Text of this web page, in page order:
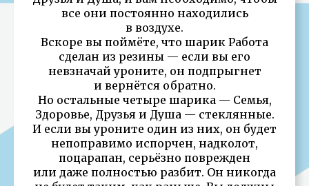
все они постоянно находились
в воздухе.
Вскоре вы поймёте, что шарик Работа
сделан из резины — если вы его
невзначай уроните, он подпрыгнет
и вернётся обратно.
Но остальные четыре шарика — Семья,
Здоровье, Друзья и Душа — стеклянные.
И если вы уроните один из них, он будет
непоправимо испорчен, надколот,
поцарапан, серьёзно поврежден
или даже полностью разбит. Он никогда